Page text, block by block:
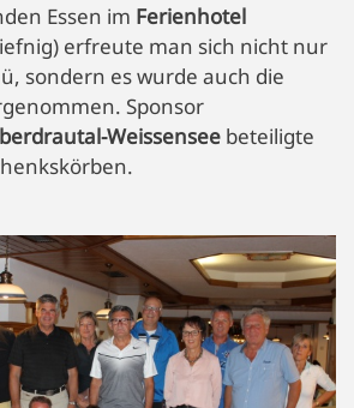
Essen im Ferienhotel
erfreute man sich nicht nur
sondern es wurde auch die
Sponsor
Weissensee beteiligte